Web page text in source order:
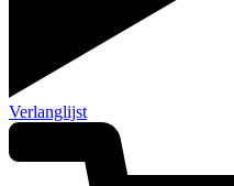
Verlanglijst